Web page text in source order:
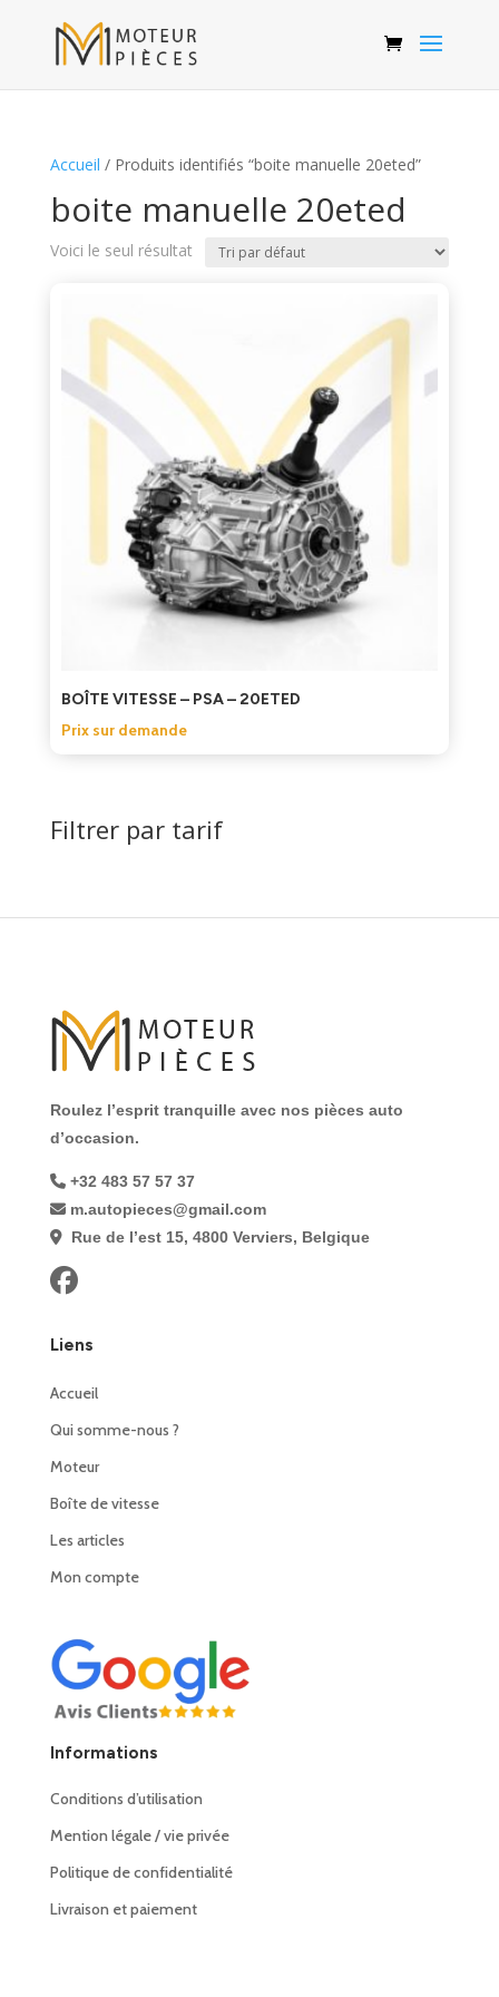
Accueil / Produits identifiés “boite manuelle 20eted”
boite manuelle 20eted
Voici le seul résultat
BOÎTE VITESSE – PSA – 20ETED
Prix sur demande
Filtrer par tarif
Roulez l’esprit tranquille avec nos pièces auto
d’occasion.
+32 483 57 57 37
m.autopieces@gmail.com
Rue de l’est 15, 4800 Verviers, Belgique
Liens
Accueil
Qui somme-nous ?
Moteur
Boîte de vitesse
Les articles
Mon compte
Informations
Conditions d’utilisation
Mention légale / vie privée
Politique de confidentialité
Livraison et paiement